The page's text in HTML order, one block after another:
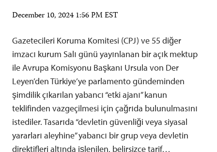
December 10, 2024 1:56 PM EST
Gazetecileri Koruma Komitesi (CPJ) ve 55 diğer
imzacı kurum Salı günü yayınlanan bir açık mektup
ile Avrupa Komisyonu Başkanı Ursula von Der
Leyen’den Türkiye’ye parlamento gündeminden
şimdilik çıkarılan yabancı “etki ajanı” kanun
teklifinden vazgeçilmesi için çağrıda bulunulmasını
istediler. Tasarıda “devletin güvenliği veya siyasal
yararları aleyhine” yabancı bir grup veya devletin
direktifleri altında işlenilen, belirsizce tarif…